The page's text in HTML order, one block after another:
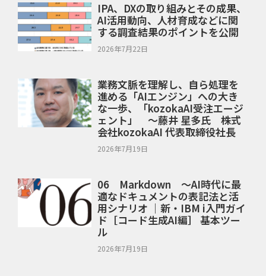
IPA、DXの取り組みとその成果、
AI活用動向、人材育成などに関
する調査結果のポイントを公開
2026年7月22日
業務文脈を理解し、自ら処理を
進める「AIエンジン」への大き
な一歩、「kozokaAI受注エージ
ェント」 ～藤井 星多氏 株式
会社kozokaAI 代表取締役社長
2026年7月19日
06 Markdown ～AI時代に最
適なドキュメントの表記法と活
用シナリオ ｜新・IBM i入門ガイ
ド［コード生成AI編］ 基本ツー
ル
2026年7月19日